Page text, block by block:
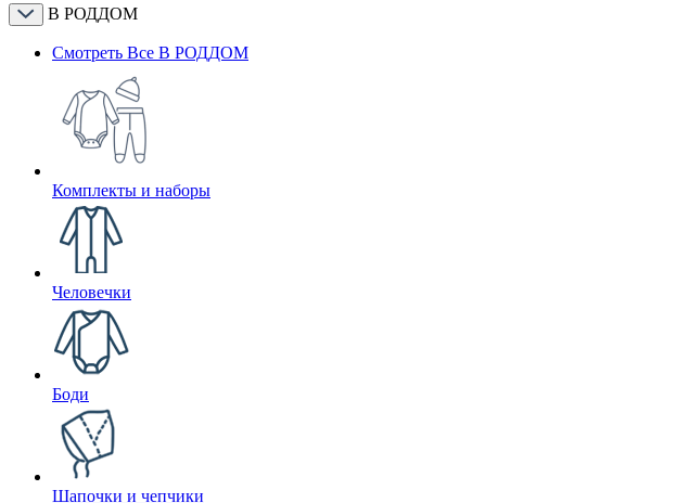
В РОДДОМ
Смотреть Все В РОДДОМ
Комплекты и наборы
Человечки
Боди
Шапочки и чепчики